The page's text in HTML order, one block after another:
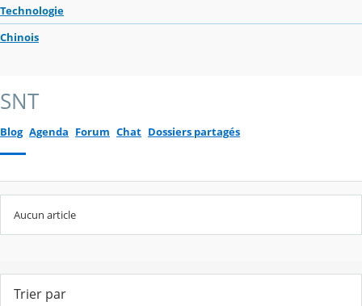
Technologie
Chinois
SNT
Blog Agenda Forum Chat Dossiers partagés
Aucun article
Trier par